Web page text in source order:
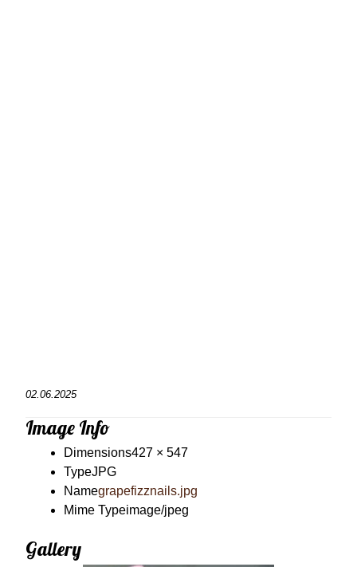
02.06.2025
Image Info
Dimensions427 × 547
TypeJPG
Namegrapefizznails.jpg
Mime Typeimage/jpeg
Gallery